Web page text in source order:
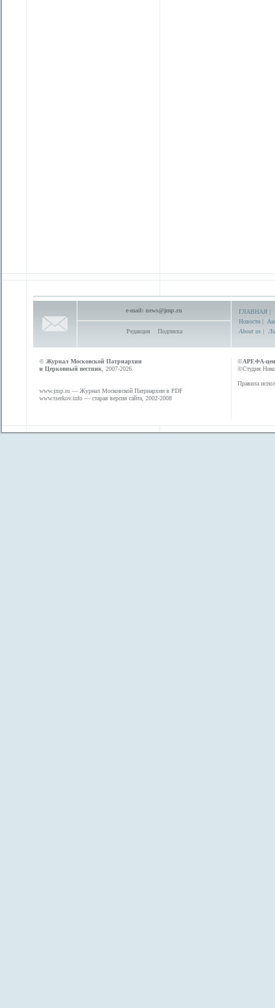
e-mail: news@jmp.ru
Редакция Подписка
ГЛАВНАЯ |
Новости |
About us |
© Журнал Московской Патриархии
и Церковный вестник , 2007-2026
www.jmp.ru — Журнал Московской Патриархии в PDF
www.tserkov.info — старая версия сайта, 2002-2008
©АРЕФА-
©Студия
Правила